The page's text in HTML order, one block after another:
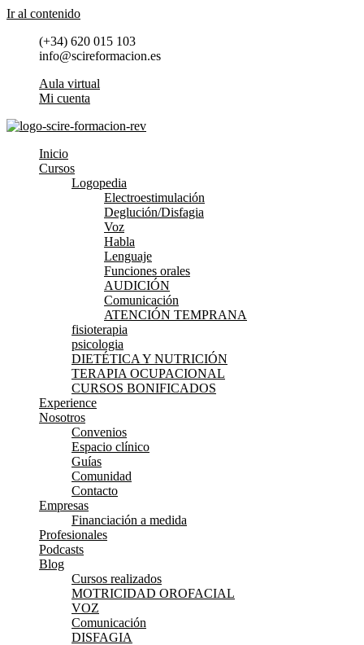
Ir al contenido
(+34) 620 015 103
info@scireformacion.es
Aula virtual
Mi cuenta
Inicio
Cursos
Logopedia
Electroestimulación
Deglución/Disfagia
Voz
Habla
Lenguaje
Funciones orales
AUDICIÓN
Comunicación
ATENCIÓN TEMPRANA
fisioterapia
psicologia
DIETÉTICA Y NUTRICIÓN
TERAPIA OCUPACIONAL
CURSOS BONIFICADOS
Experience
Nosotros
Convenios
Espacio clínico
Guías
Comunidad
Contacto
Empresas
Financiación a medida
Profesionales
Podcasts
Blog
Cursos realizados
MOTRICIDAD OROFACIAL
VOZ
Comunicación
DISFAGIA